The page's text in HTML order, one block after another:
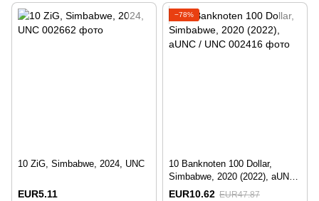
10 ZiG, Simbabwe, 2024, UNC
EUR5.11
−78%
10 Banknoten 100 Dollar,
Simbabwe, 2020 (2022), aUNC /
UNC
EUR10.62 EUR47.87